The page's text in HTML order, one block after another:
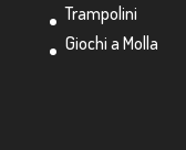
Trampolini
Giochi a Molla